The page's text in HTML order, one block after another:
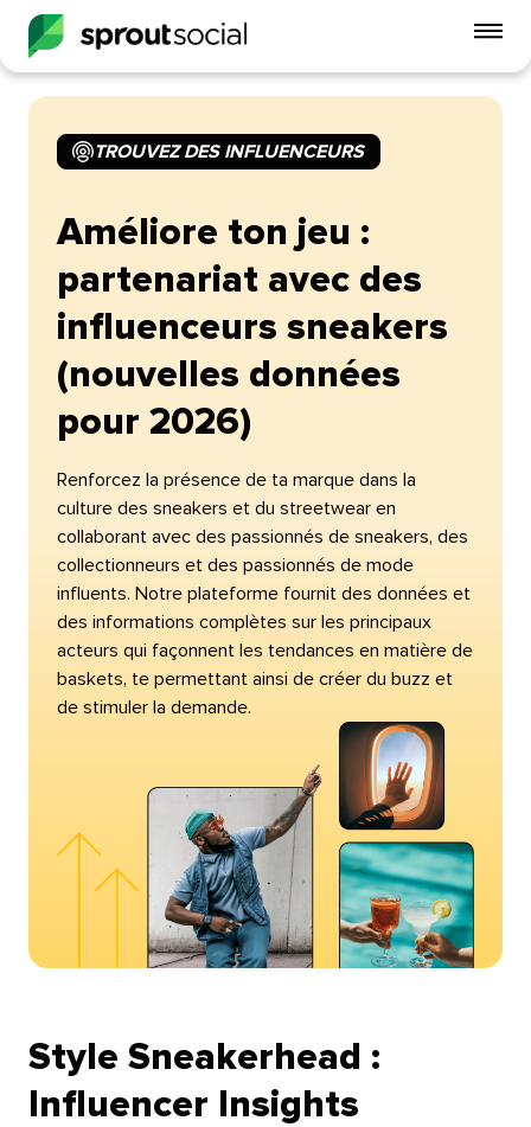
TROUVEZ DES INFLUENCEURS​​
Améliore ton jeu :
partenariat avec des
influenceurs sneakers
(nouvelles données
pour 2026)​​
Renforcez la présence de ta marque dans la
culture des sneakers et du streetwear en
collaborant avec des passionnés de sneakers, des
collectionneurs et des passionnés de mode
influents. Notre plateforme fournit des données et
des informations complètes sur les principaux
acteurs qui façonnent les tendances en matière de
baskets, te permettant ainsi de créer du buzz et
de stimuler la demande.​​
Style Sneakerhead :
Influencer Insights​​